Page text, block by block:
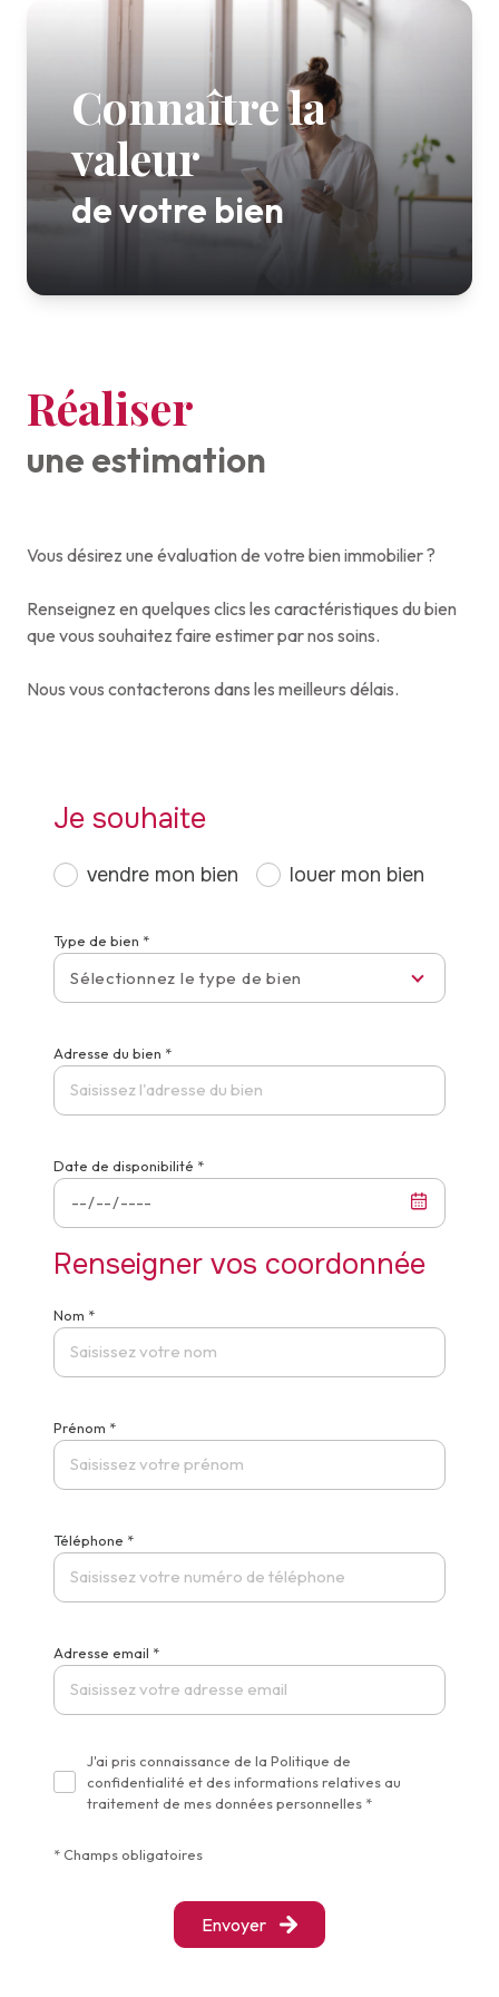
BIENS
ESTIMATION
NOUS
CONTACTER
Connaître la
valeur
de votre bien
Réaliser
une estimation
Vous désirez une évaluation de votre bien immobilier ?
Renseignez en quelques clics les caractéristiques du bien
que vous souhaitez faire estimer par nos soins.
Nous vous contacterons dans les meilleurs délais.
Je souhaite
vendre mon bien louer mon bien
Type de bien *
Sélectionnez le type de bien
Adresse du bien *
Date de disponibilité *
Renseigner vos coordonnée
Nom *
Prénom *
Téléphone *
Adresse email *
J'ai pris connaissance de la Politique de
confidentialité et des informations relatives au
traitement de mes données personnelles *
* Champs obligatoires
Envoyer